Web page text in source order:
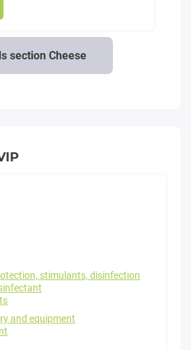
section Cheese
stimulants, disinfection
and equipment